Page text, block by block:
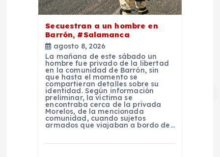
Secuestran a un hombre en
Barrón, #Salamanca
agosto 8, 2026
La mañana de este sábado un
hombre fue privado de la libertad
en la comunidad de Barrón, sin
que hasta el momento se
compartieran detalles sobre su
identidad. Según información
preliminar, la víctima se
encontraba cerca de la privada
Morelos, de la mencionada
comunidad, cuando sujetos
armados que viajaban a bordo de…